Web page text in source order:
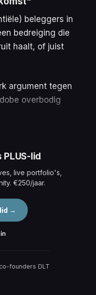
beleggers in
bedreiging die
haalt, of juist
argument tegen
overbodig
lid
live portfolio's,
€250/jaar.
→
founders DLT